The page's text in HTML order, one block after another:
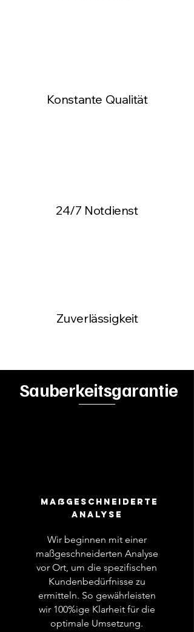
Konstante Qualität
24/7 Notdienst
Zuverlässigkeit
Sauberkeitsgarantie
Maßgeschneiderte
Analyse
Wir beginnen mit einer
maßgeschneiderten Analyse
vor Ort, um die spezifischen
Kundenbedürfnisse zu
ermitteln. So gewährleisten
wir 100%ige Klarheit für die
optimale Umsetzung.